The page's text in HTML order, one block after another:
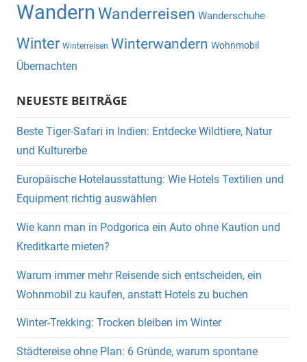
Wandern Wanderreisen Wanderschuhe
Winter Winterreisen Winterwandern Wohnmobil
Übernachten
NEUESTE BEITRÄGE
Beste Tiger-Safari in Indien: Entdecke Wildtiere, Natur
und Kulturerbe
Europäische Hotelausstattung: Wie Hotels Textilien und
Equipment richtig auswählen
Wie kann man in Podgorica ein Auto ohne Kaution und
Kreditkarte mieten?
Warum immer mehr Reisende sich entscheiden, ein
Wohnmobil zu kaufen, anstatt Hotels zu buchen
Winter-Trekking: Trocken bleiben im Winter
Städtereise ohne Plan: 6 Gründe, warum spontane